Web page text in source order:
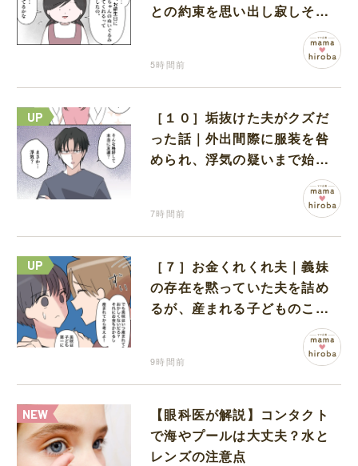
との約束を思い出し寂しそう
5時間前
［１０］垢抜けた夫がクズだ
った話｜外出間際に服装を咎
められ、浮気の疑いまで始め
7時間前
［７］お金くれくれ夫｜義妹
の存在を黙っていた夫を詰め
るが、産まれる子どものこと
を第一に考えてと流される
9時間前
【眼科医が解説】コンタクト
で海やプールは大丈夫？水と
レンズの注意点